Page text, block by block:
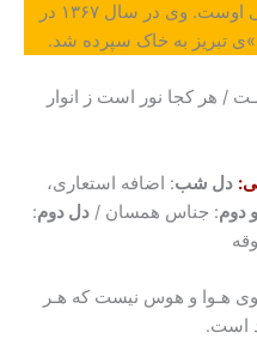
سلام» از زیباترین منظومه‌های ترکی اوست. وی در سال ۱۳۶۷ در
تبریز به خاک سپرده شد.
/ هر کجا نور است ز انوار
دل شب: اضافه استعاری،
دوم: جناس همسان / دل دوم:
هـوا و هوس نیست که هـر
است.